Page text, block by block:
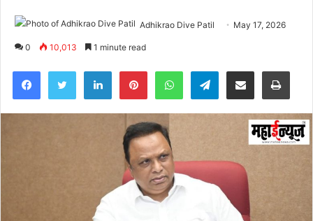
Adhikrao Dive Patil May 17, 2026
0 10,013 1 minute read
Facebook
TwitterLinkedInPinterestWhatsApp
Telegram
Share via Email